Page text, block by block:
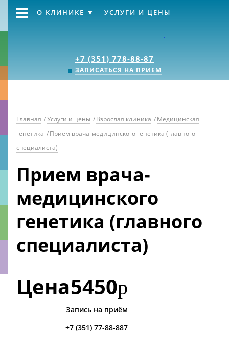
+7 (351) 778-88-87
ЗАПИСАТЬСЯ НА ПРИЕМ
О КЛИНИКЕ УСЛУГИ И ЦЕНЫ
Главная /Услуги и цены /Взрослая клиника /Медицинская
генетика /Прием врача-медицинского генетика (главного
специалиста)
Прием врача-
медицинского
генетика (главного
специалиста)
Цена5450р
Запись на приём
+7 (351) 77-88-887